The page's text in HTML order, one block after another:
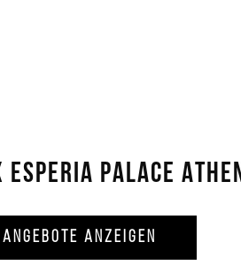
ESPERIA PALACE
ANGEBOTE ANZEIGEN